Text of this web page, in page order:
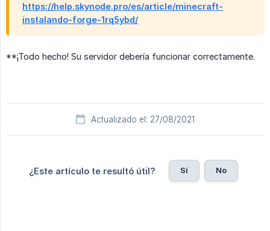
https://help.skynode.pro/es/article/minecraft-
instalando-forge-1rq5ybd/
**¡Todo hecho! Su servidor debería funcionar correctamente.
Actualizado el: 27/08/2021
¿Este artículo te resultó útil? Sí No